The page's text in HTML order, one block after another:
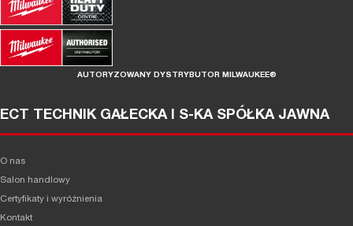
AUTORYZOWANY DYSTRYBUTOR MILWAUKEE®
ECT TECHNIK GAŁECKA I S-KA SPÓŁKA JAWNA
O nas
Salon handlowy
Certyfikaty i wyróżnienia
Kontakt